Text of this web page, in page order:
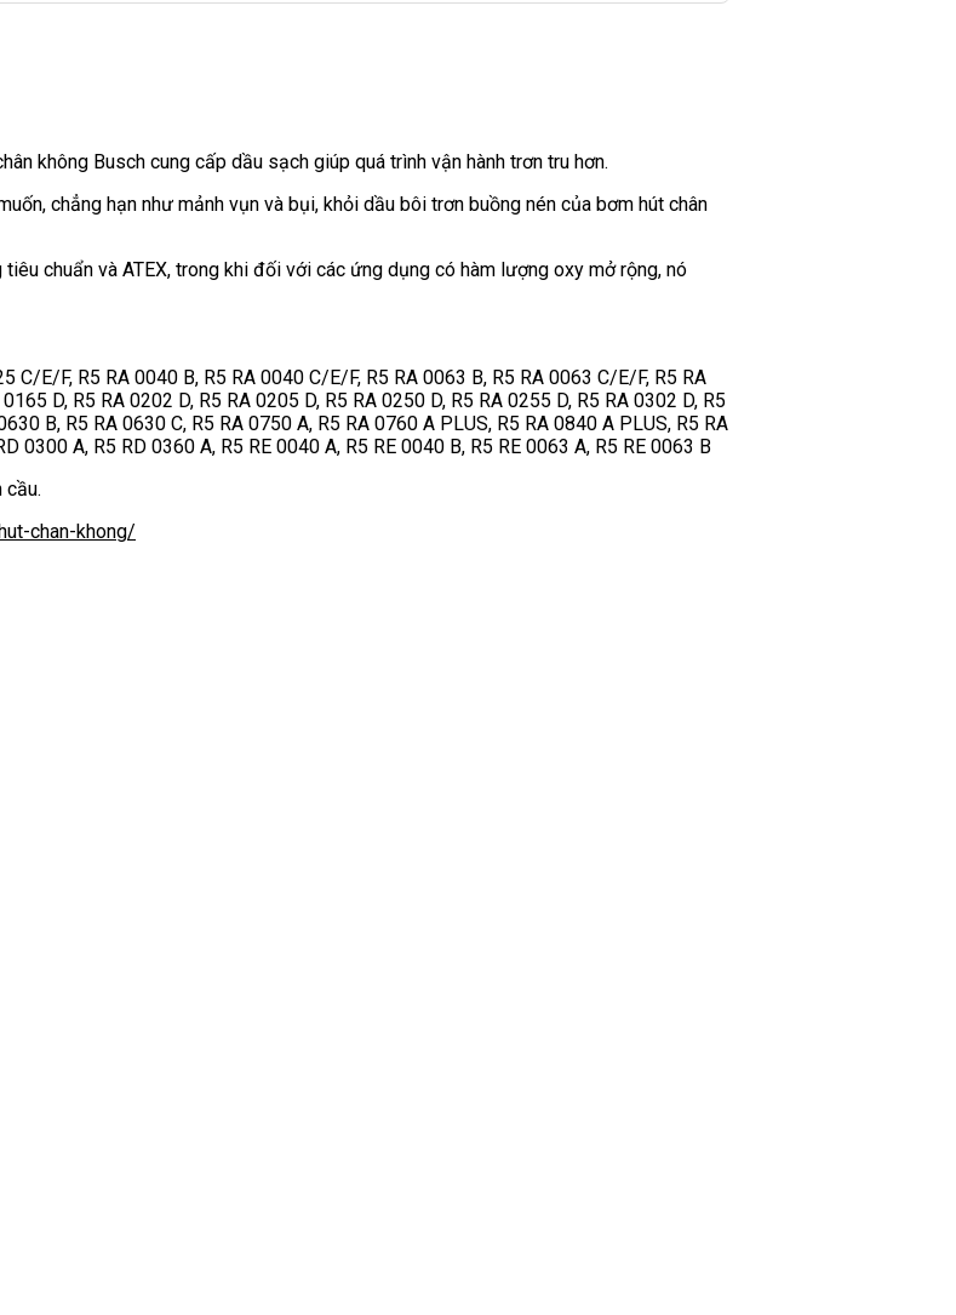
không Busch cung cấp dầu sạch giúp quá trình vận hành trơn tru hơn.
chẳng hạn như mảnh vụn và bụi, khỏi dầu bôi trơn buồng nén của bơm hút chân
chuẩn và ATEX, trong khi đối với các ứng dụng có hàm lượng oxy mở rộng, nó
E/F, R5 RA 0040 B, R5 RA 0040 C/E/F, R5 RA 0063 B, R5 RA 0063 C/E/F, R5 RA
D, R5 RA 0202 D, R5 RA 0205 D, R5 RA 0250 D, R5 RA 0255 D, R5 RA 0302 D, R5
B, R5 RA 0630 C, R5 RA 0750 A, R5 RA 0760 A PLUS, R5 RA 0840 A PLUS, R5 RA
0300 A, R5 RD 0360 A, R5 RE 0040 A, R5 RE 0040 B, R5 RE 0063 A, R5 RE 0063 B
cầu.
chan-khong/